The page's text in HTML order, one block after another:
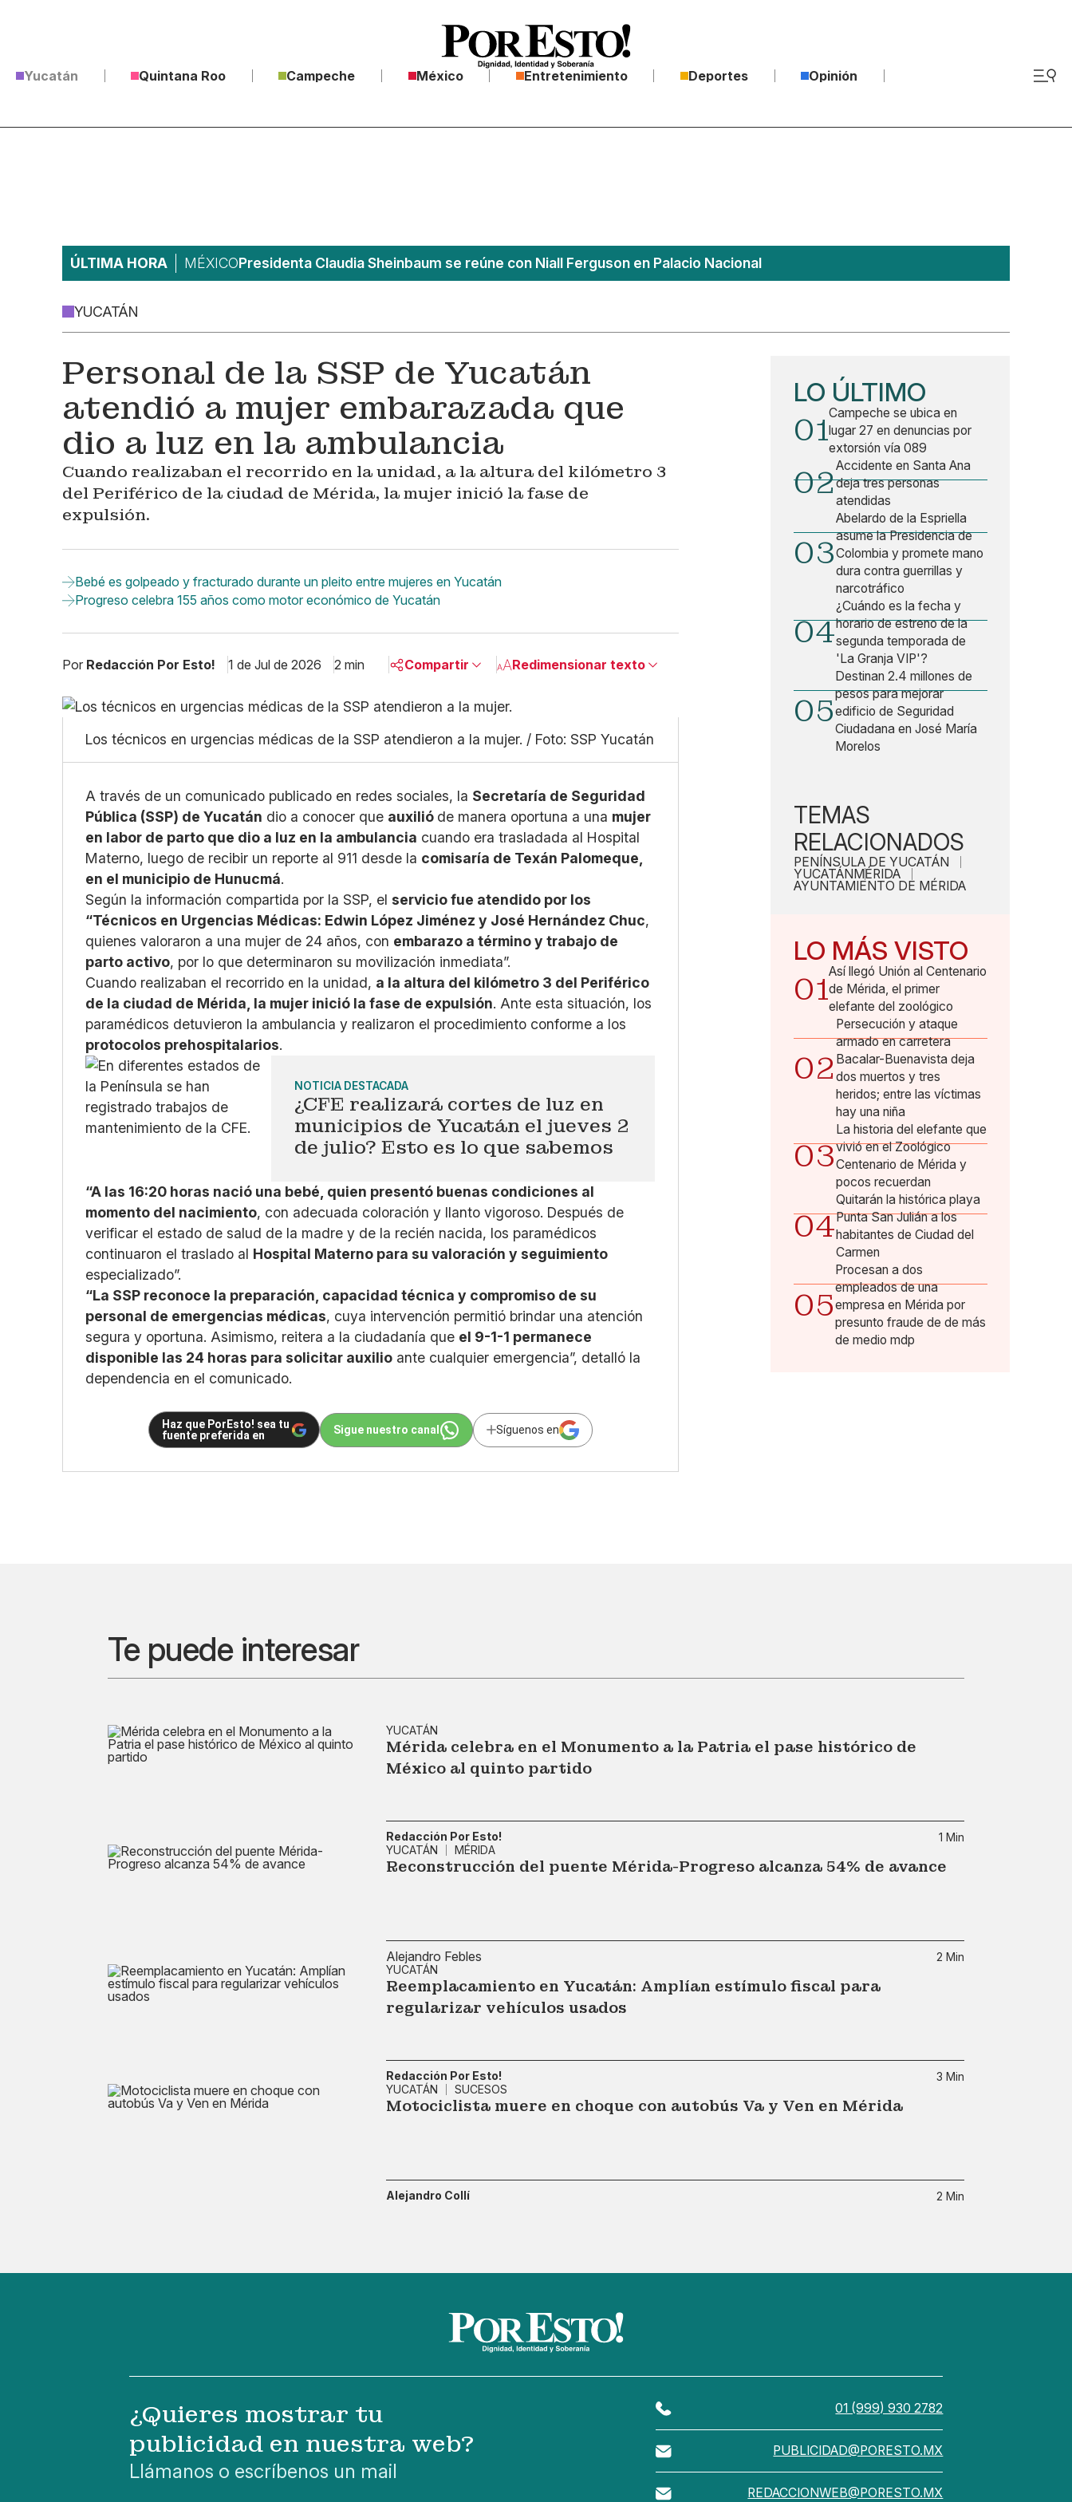
Yucatán Quintana Roo Campeche México Entretenimiento Deportes Opinión
ÚLTIMA HORA MÉXICOPresidenta Claudia Sheinbaum se reúne con Niall Ferguson en Palacio Nacional
YUCATÁN
Personal de la SSP de Yucatán
atendió a mujer embarazada que
dio a luz en la ambulancia
Cuando realizaban el recorrido en la unidad, a la altura del kilómetro 3
del Periférico de la ciudad de Mérida, la mujer inició la fase de
expulsión.
Bebé es golpeado y fracturado durante un pleito entre mujeres en Yucatán
Progreso celebra 155 años como motor económico de Yucatán
Por Redacción Por Esto! 1 de Jul de 2026 2 min Compartir
Linkedin
Facebook
Copiar enlace
Redimensionar texto
Grande
Los técnicos en urgencias médicas de la SSP atendieron a la mujer. / Foto: SSP Yucatán
A través de un comunicado publicado en redes sociales, la Secretaría de Seguridad
Pública (SSP) de Yucatán dio a conocer que auxilió de manera oportuna a una mujer
en labor de parto que dio a luz en la ambulancia cuando era trasladada al Hospital
Materno, luego de recibir un reporte al 911 desde la comisaría de Texán Palomeque,
en el municipio de Hunucmá.
Según la información compartida por la SSP, el servicio fue atendido por los
“Técnicos en Urgencias Médicas: Edwin López Jiménez y José Hernández Chuc,
quienes valoraron a una mujer de 24 años, con embarazo a término y trabajo de
parto activo, por lo que determinaron su movilización inmediata”.
Cuando realizaban el recorrido en la unidad, a la altura del kilómetro 3 del Periférico
de la ciudad de Mérida, la mujer inició la fase de expulsión. Ante esta situación, los
paramédicos detuvieron la ambulancia y realizaron el procedimiento conforme a los
protocolos prehospitalarios.
NOTICIA DESTACADA
¿CFE realizará cortes de luz en
municipios de Yucatán el jueves 2
de julio? Esto es lo que sabemos
“A las 16:20 horas nació una bebé, quien presentó buenas condiciones al
momento del nacimiento, con adecuada coloración y llanto vigoroso. Después de
verificar el estado de salud de la madre y de la recién nacida, los paramédicos
continuaron el traslado al Hospital Materno para su valoración y seguimiento
especializado”.
“La SSP reconoce la preparación, capacidad técnica y compromiso de su
personal de emergencias médicas, cuya intervención permitió brindar una atención
segura y oportuna. Asimismo, reitera a la ciudadanía que el 9-1-1 permanece
disponible las 24 horas para solicitar auxilio ante cualquier emergencia”, detalló la
dependencia en el comunicado.
Haz que PorEsto! sea tu
fuente preferida en
Sigue nuestro canal Síguenos en
LO ÚLTIMO
01Campeche se ubica en
lugar 27 en denuncias por
extorsión vía 089
02Accidente en Santa Ana
deja tres personas
atendidas
03
Abelardo de la Espriella
asume la Presidencia de
Colombia y promete mano
dura contra guerrillas y
narcotráfico
04
¿Cuándo es la fecha y
horario de estreno de la
segunda temporada de
'La Granja VIP'?
05
Destinan 2.4 millones de
pesos para mejorar
edificio de Seguridad
Ciudadana en José María
Morelos
TEMAS
RELACIONADOS
PENÍNSULA DE YUCATÁN
YUCATÁNMÉRIDA
AYUNTAMIENTO DE MÉRIDA
LO MÁS VISTO
01Así llegó Unión al Centenario
de Mérida, el primer
elefante del zoológico
02
Persecución y ataque
armado en carretera
Bacalar-Buenavista deja
dos muertos y tres
heridos; entre las víctimas
hay una niña
03
La historia del elefante que
vivió en el Zoológico
Centenario de Mérida y
pocos recuerdan
04
Quitarán la histórica playa
Punta San Julián a los
habitantes de Ciudad del
Carmen
05
Procesan a dos
empleados de una
empresa en Mérida por
presunto fraude de de más
de medio mdp
Te puede interesar
YUCATÁN
Mérida celebra en el Monumento a la Patria el pase histórico de
México al quinto partido
Redacción Por Esto!
1 Min
YUCATÁN
MÉRIDA
Reconstrucción del puente Mérida-Progreso alcanza 54% de avance
Alejandro Febles
2 Min
YUCATÁN
Reemplacamiento en Yucatán: Amplían estímulo fiscal para
regularizar vehículos usados
Redacción Por Esto!
3 Min
YUCATÁN
SUCESOS
Motociclista muere en choque con autobús Va y Ven en Mérida
Alejandro Collí 2 Min
¿Quieres mostrar tu
publicidad en nuestra web?
Llámanos o escríbenos un mail
01 (999) 930 2782
PUBLICIDAD@PORESTO.MX
REDACCIONWEB@PORESTO.MX